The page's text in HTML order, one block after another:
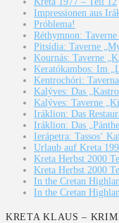
Impressionen aus
Próblema!
Réthymnon: Taverne
Pitsídia: Taverne
Kournás: Taverne
Keratókambos: Im
Kentrochóri:
Kalýves: Das
Kalýves: Taverne
Iráklion: Das
Iráklion: Das
Ierápetra: Tassos‘
Urlaub auf Kreta
Kreta Herbst 2000
Kreta Herbst 2000
In the Cretan
In the Cretan
KRETA KLAUS –